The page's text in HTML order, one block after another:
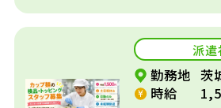
派遣
勤務地 茨
時給